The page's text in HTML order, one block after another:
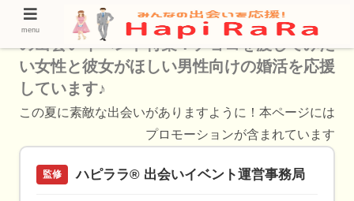
伊勢崎市（群馬県）で開催するバレンタイン
の出会いイベント特集！チョコを渡してみた
い女性と彼女がほしい男性向けの婚活を応援
しています♪
この夏に素敵な出会いがありますように！本ページには
プロモーションが含まれています
監修 ハピララ® 出会いイベント運営事務局
menu